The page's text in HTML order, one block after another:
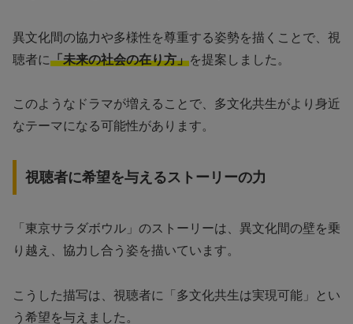
異文化間の協力や多様性を尊重する姿勢を描くことで、視
聴者に「未来の社会の在り方」を提案しました。
このようなドラマが増えることで、多文化共生がより身近
なテーマになる可能性があります。
視聴者に希望を与えるストーリーの力
「東京サラダボウル」のストーリーは、異文化間の壁を乗
り越え、協力し合う姿を描いています。
こうした描写は、視聴者に「多文化共生は実現可能」とい
う希望を与えました。